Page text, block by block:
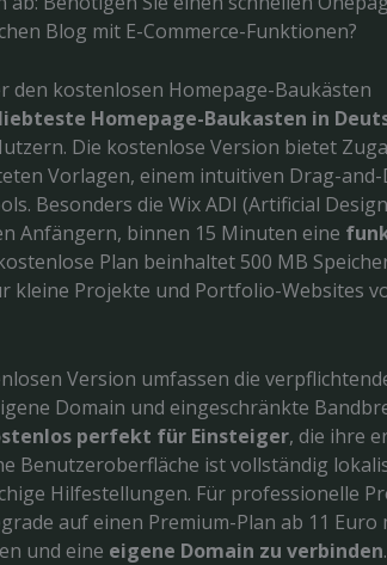
Blog mit E-Commerce-Funktionen?
kostenlosen Homepage-Baukästen
Homepage-Baukasten in
Die kostenlose Version bietet
Vorlagen, einem intuitiven Drag-
Besonders die Wix ADI (Artificial
Anfängern, binnen 15 Minuten eine
Plan beinhaltet 500 MB
kleine Projekte und Portfolio-Websites
Version umfassen die
Domain und eingeschränkte
perfekt für Einsteiger, die ihre
Benutzeroberfläche ist vollständig
Hilfestellungen. Für professionelle
auf einen Premium-Plan ab 11 Euro
und eine eigene Domain zu verbinden.